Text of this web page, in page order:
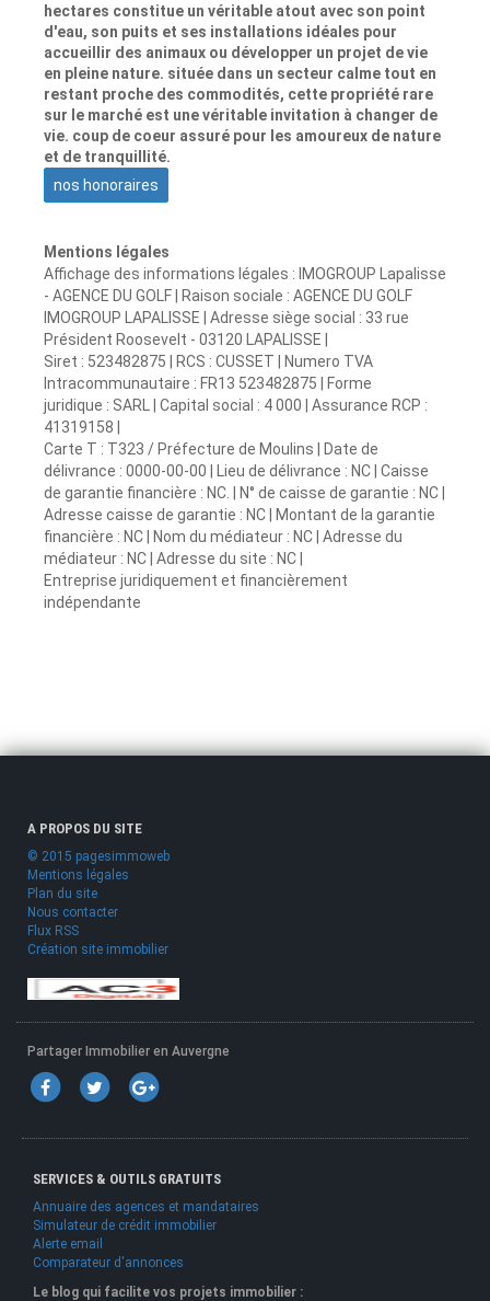
hectares constitue un véritable atout avec son point
d'eau, son puits et ses installations idéales pour
accueillir des animaux ou développer un projet de vie
en pleine nature. située dans un secteur calme tout en
restant proche des commodités, cette propriété rare
sur le marché est une véritable invitation à changer de
vie. coup de coeur assuré pour les amoureux de nature
et de tranquillité.
nos honoraires
Mentions légales
Affichage des informations légales : IMOGROUP Lapalisse
- AGENCE DU GOLF | Raison sociale : AGENCE DU GOLF
IMOGROUP LAPALISSE | Adresse siège social : 33 rue
Président Roosevelt - 03120 LAPALISSE |
Siret : 523482875 | RCS : CUSSET | Numero TVA
Intracommunautaire : FR13 523482875 | Forme
juridique : SARL | Capital social : 4 000 | Assurance RCP :
41319158 |
Carte T : T323 / Préfecture de Moulins | Date de
délivrance : 0000-00-00 | Lieu de délivrance : NC | Caisse
de garantie financière : NC. | N° de caisse de garantie : NC |
Adresse caisse de garantie : NC | Montant de la garantie
financière : NC | Nom du médiateur : NC | Adresse du
médiateur : NC | Adresse du site : NC |
Entreprise juridiquement et financièrement
indépendante
A PROPOS DU SITE
© 2015 pagesimmoweb
Mentions légales
Plan du site
Nous contacter
Flux RSS
Création site immobilier
Partager Immobilier en Auvergne
SERVICES & OUTILS GRATUITS
Annuaire des agences et mandataires
Simulateur de crédit immobilier
Alerte email
Comparateur d'annonces
Le blog qui facilite vos projets immobilier :